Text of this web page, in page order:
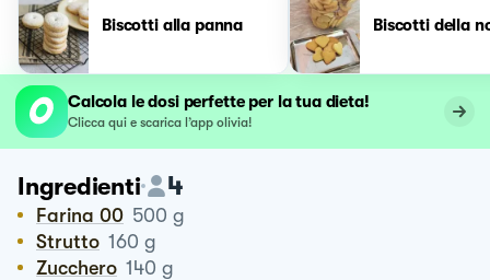
Biscotti alla panna Biscotti della
Calcola le dosi perfette per la tua dieta!
Clicca qui e scarica l’app olivia!
Ingredienti 4
Farina 00 500 g
Strutto 160 g
Zucchero 140 g